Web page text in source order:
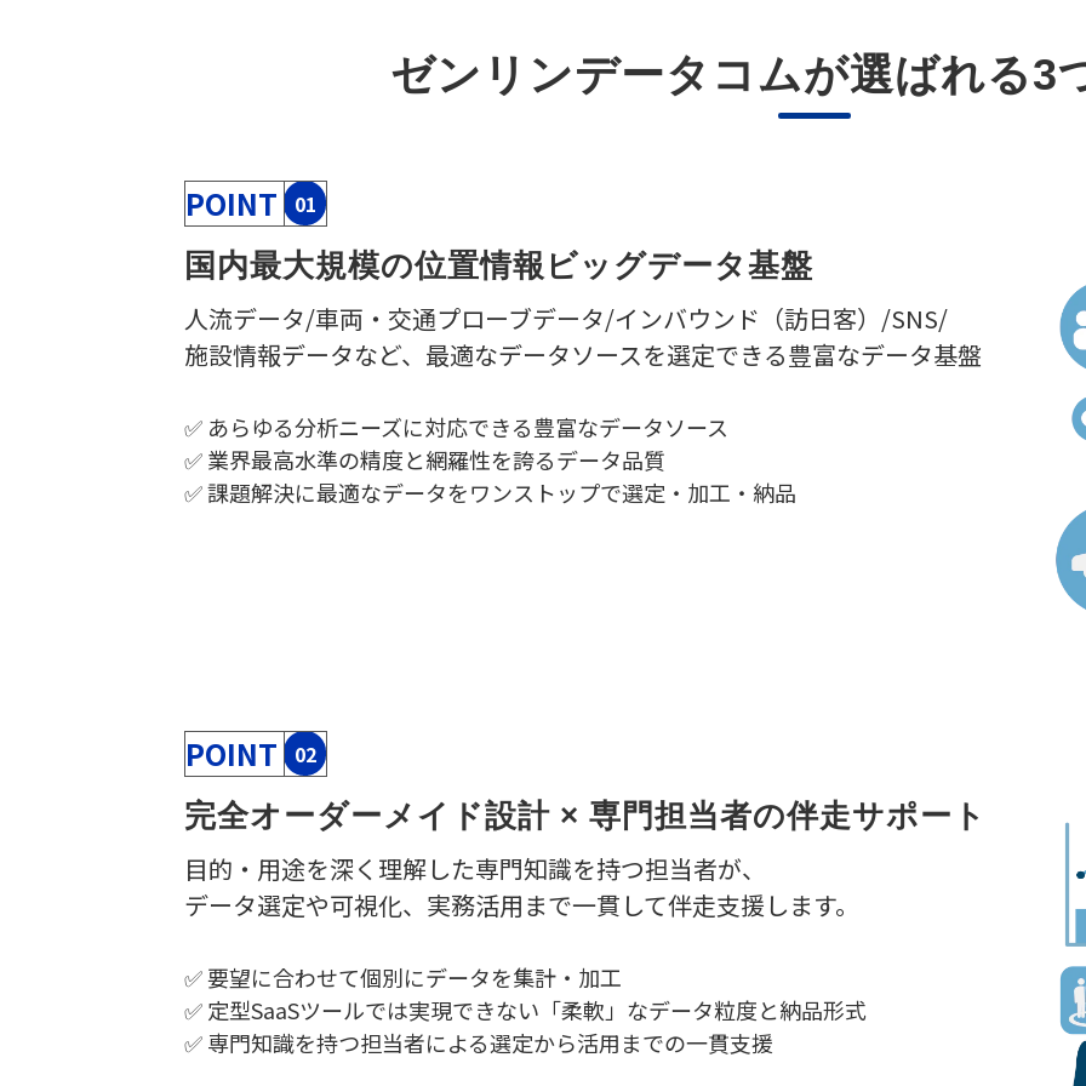
ゼンリンデータコムが選ばれる3
POINT 01
国内最大規模の位置情報ビッグデータ基盤
人流データ/車両・交通プローブデータ/インバウンド（訪日客）/SNS/
施設情報データなど、最適なデータソースを選定できる豊富なデータ基盤
✅ あらゆる分析ニーズに対応できる豊富なデータソース
✅ 業界最高水準の精度と網羅性を誇るデータ品質
✅ 課題解決に最適なデータをワンストップで選定・加工・納品
POINT 02
完全オーダーメイド設計 × 専門担当者の伴走サポート
目的・用途を深く理解した専門知識を持つ担当者が、
データ選定や可視化、実務活用まで一貫して伴走支援します。
✅要望に合わせて個別にデータを集計・加工
✅定型SaaSツールでは実現できない「柔軟」なデータ粒度と納品形式
✅専門知識を持つ担当者による選定から活用までの一貫支援